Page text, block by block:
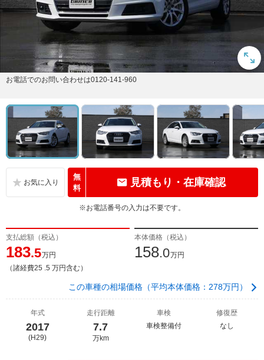
お電話でのお問い合わせは0120-141-960
無
料
見積もり・在庫確認
※お電話番号の入力は不要です。
支払総額（税込）
183.5万円
（諸経費25 .5 万円含む）
本体価格（税込）
158.0万円
この車種の相場価格（平均本体価格：278万円）
年式
2017
(H29)
走行距離
7.7
万km
車検
車検整備付
修復歴
なし